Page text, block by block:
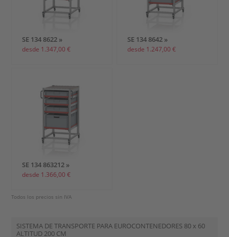
SE 134 8622 »
desde 1.347,00 €
SE 134 8642 »
desde 1.247,00 €
SE 134 863212 »
desde 1.366,00 €
Todos los precios sin IVA
SISTEMA DE TRANSPORTE PARA EUROCONTENEDORES 80 x 60
ALTITUD 200 CM